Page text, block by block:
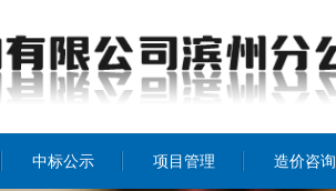
中标公示 项目管理 造价咨询